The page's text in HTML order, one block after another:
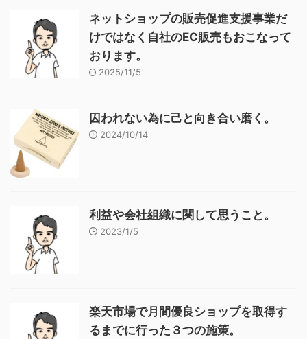
ネットショップの販売促進支援事業だ
けではなく自社のEC販売もおこなって
おります。
2025/11/5
囚われない為に己と向き合い磨く。
2024/10/14
利益や会社組織に関して思うこと。
2023/1/5
楽天市場で月間優良ショップを取得す
るまでに行った３つの施策。